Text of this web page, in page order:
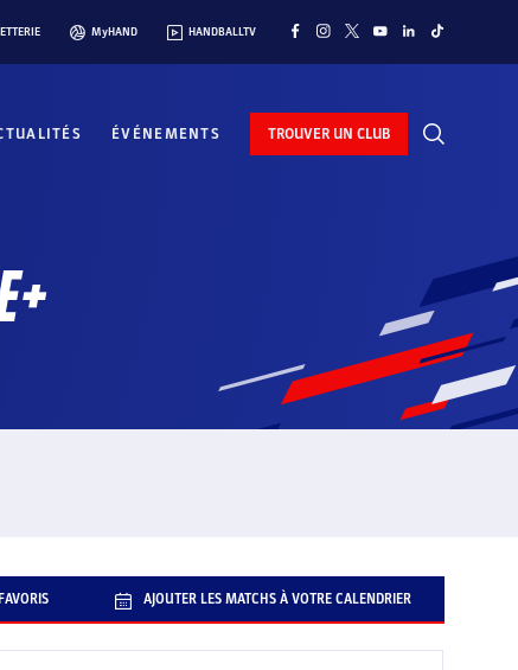
MyHAND HANDBALLTV
ÉVÉNEMENTS TROUVER UN CLUB
AJOUTER LES MATCHS À VOTRE CALENDRIER